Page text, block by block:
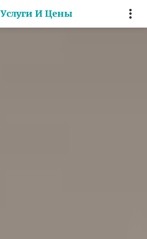
Услуги И Цены